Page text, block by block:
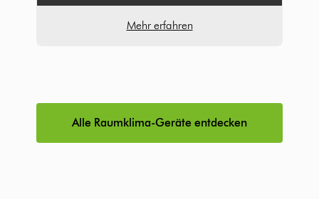
Mehr erfahren
Alle Raumklima-Geräte entdecken